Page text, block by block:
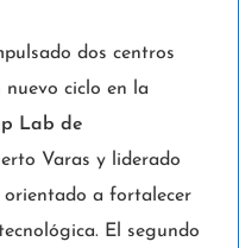
dos centros
ciclo en la
Lab de
Varas y liderado
orientado a fortalecer
El segundo